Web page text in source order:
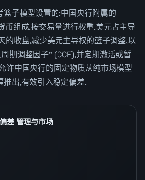
篮子模型设置的:中国央行附属的
币组成,按交易量进行权重,美元占主导
的收盘,减少美元主导权的篮子调整,以
期调整因子" (CCF),并定期激活或暂
许中国央行的固定物质从纯市场模型
推出,有效引入稳定偏差.
差 管理与市场